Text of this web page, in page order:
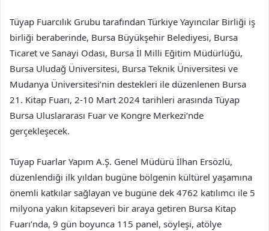
Tüyap Fuarcılık Grubu tarafından Türkiye Yayıncılar Birliği iş
birliği beraberinde, Bursa Büyükşehir Belediyesi, Bursa
Ticaret ve Sanayi Odası, Bursa İl Milli Eğitim Müdürlüğü,
Bursa Uludağ Üniversitesi, Bursa Teknik Üniversitesi ve
Mudanya Üniversitesi’nin destekleri ile düzenlenen Bursa
21. Kitap Fuarı, 2-10 Mart 2024 tarihleri arasında Tüyap
Bursa Uluslararası Fuar ve Kongre Merkezi’nde
gerçekleşecek.
Tüyap Fuarlar Yapım A.Ş. Genel Müdürü İlhan Ersözlü,
düzenlendiği ilk yıldan bugüne bölgenin kültürel yaşamına
önemli katkılar sağlayan ve bugüne dek 4762 katılımcı ile 5
milyona yakın kitapseveri bir araya getiren Bursa Kitap
Fuarı’nda, 9 gün boyunca 115 panel, söyleşi, atölye